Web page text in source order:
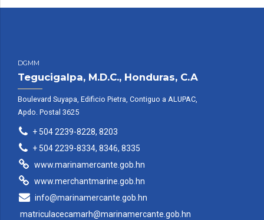
DGMM
Tegucigalpa, M.D.C., Honduras, C.A
Boulevard Suyapa, Edificio Pietra, Contiguo a ALUPAC,
Apdo. Postal 3625
+ 504 2239-8228, 8203
+ 504 2239-8334, 8346, 8335
www.marinamercante.gob.hn
www.merchantmarine.gob.hn
info@marinamercante.gob.hn
matriculacecamarh@marinamercante.gob.hn